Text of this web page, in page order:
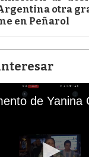
otra
en Peñarol